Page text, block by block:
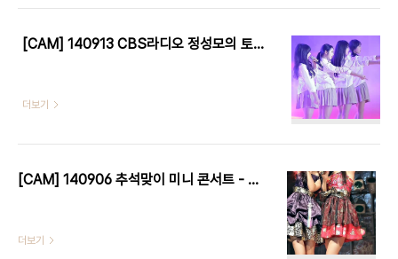
[CAM] 140913 CBS라디오 정성모의 토크 매직쇼 - 프리츠 by W
더보기
[CAM] 140906 추석맞이 미니 콘서트 - 프리츠 by W
더보기